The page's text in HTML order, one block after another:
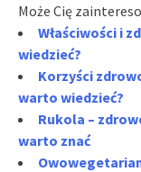
Może Cię
Właściwości i
wiedzieć?
Korzyści
warto wiedzieć?
Rukola –
warto znać